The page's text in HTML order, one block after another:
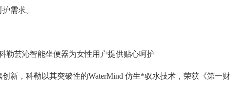
需求。
勒芸沁智能坐便器为女性用户提供贴心呵护
新，科勒以其突破性的WaterMind 仿生*驭水技术，荣获《第一财